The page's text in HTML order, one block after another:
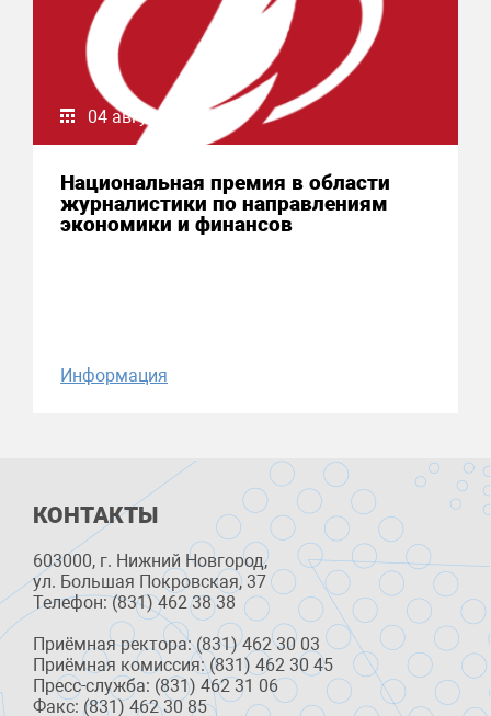
04 августа 2026
Национальная премия в области
журналистики по направлениям
экономики и финансов
Информация
КОНТАКТЫ
603000, г. Нижний Новгород,
ул. Большая Покровская, 37
Телефон: (831) 462 38 38
Приёмная ректора: (831) 462 30 03
Приёмная комиссия: (831) 462 30 45
Пресс-служба: (831) 462 31 06
Факс: (831) 462 30 85